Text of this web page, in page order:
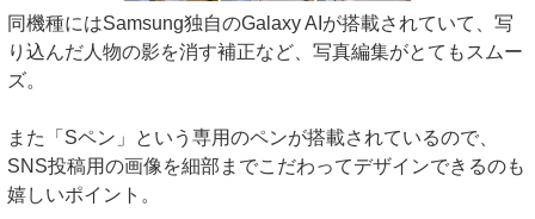
同機種にはSamsung独自のGalaxy AIが搭載されていて、写
り込んだ人物の影を消す補正など、写真編集がとてもスムー
ズ。
また「Sペン」という専用のペンが搭載されているので、
SNS投稿用の画像を細部までこだわってデザインできるのも
嬉しいポイント。